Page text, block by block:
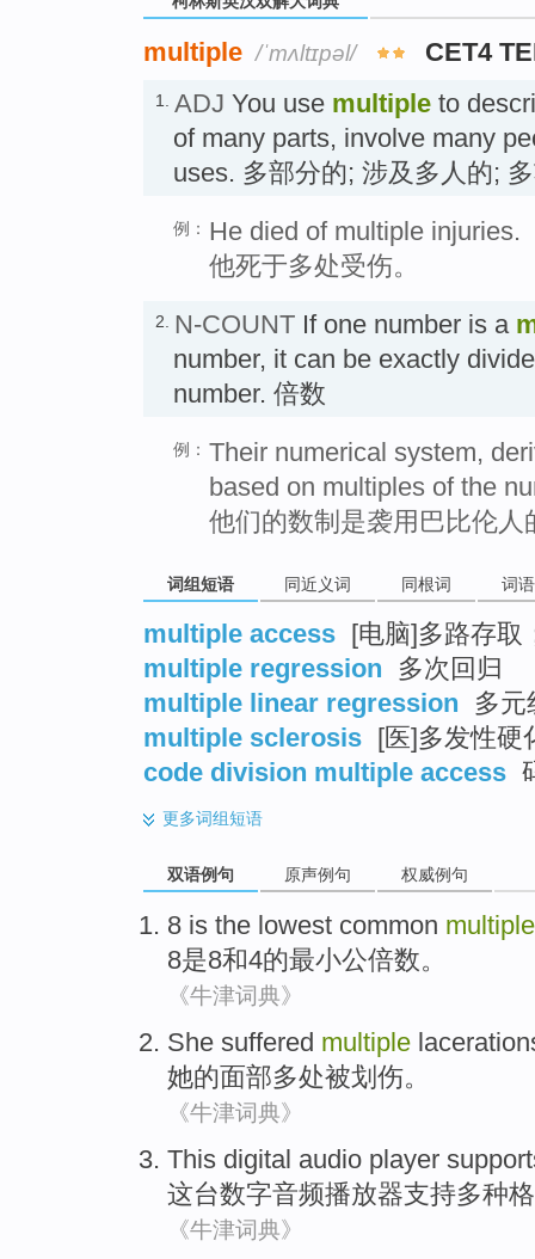
multiple /ˈmʌltɪpəl/ CET4
1. ADJ You use multiple to
of many parts, involve many
uses. 多部分的; 涉及多人的;
例： He died of multiple injuries.
他死于多处受伤。
2. N-COUNT If one number is a
number, it can be exactly
number. 倍数
例： Their numerical system,
based on multiples of the
他们的数制是袭用巴比伦
词组短语 同近义词 同根词 词
multiple access
[电脑]多路存取
multiple regression
多次回归
multiple linear regression
多元
multiple sclerosis
[医]多发性硬
code division multiple access
更多词组短语
双语例句 原声例句 权威例句
8 is the lowest common multiple
8是8和4的最小公倍数。
《牛津词典》
She suffered multiple
她的面部多处被划伤。
《牛津词典》
This digital audio player
这台数字音频播放器支持多种
《牛津词典》